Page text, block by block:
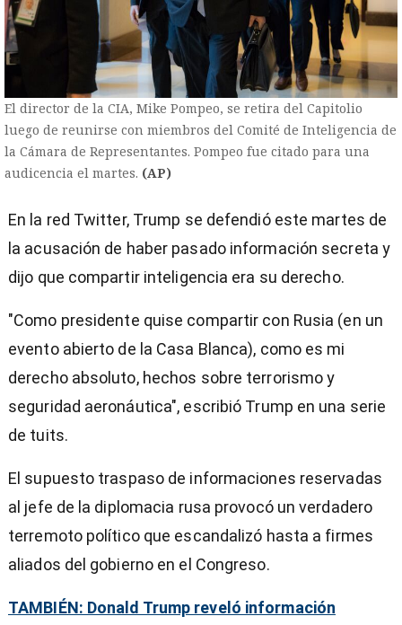
El director de la CIA, Mike Pompeo, se retira del Capitolio
luego de reunirse con miembros del Comité de Inteligencia de
la Cámara de Representantes. Pompeo fue citado para una
audicencia el martes. (AP)
En la red Twitter, Trump se defendió este martes de
la acusación de haber pasado información secreta y
dijo que compartir inteligencia era su derecho.
"Como presidente quise compartir con Rusia (en un
evento abierto de la Casa Blanca), como es mi
derecho absoluto, hechos sobre terrorismo y
seguridad aeronáutica", escribió Trump en una serie
de tuits.
El supuesto traspaso de informaciones reservadas
al jefe de la diplomacia rusa provocó un verdadero
terremoto político que escandalizó hasta a firmes
aliados del gobierno en el Congreso.
TAMBIÉN: Donald Trump reveló información